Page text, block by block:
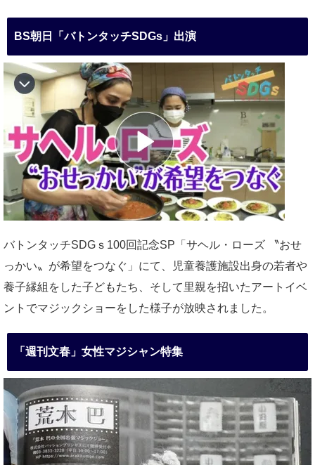
BS朝日「バトンタッチSDGs」出演
バトンタッチSDGｓ100回記念SP「サヘル・ローズ 〝おせ
っかい〟が希望をつなぐ」にて、児童養護施設出身の若者や
養子縁組をした子どもたち、そして里親を招いたアートイベ
ントでマジックショーをした様子が放映されました。
「週刊文春」女性マジシャン特集